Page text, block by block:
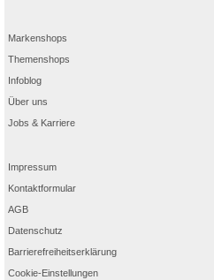
Markenshops
Themenshops
Infoblog
Über uns
Jobs & Karriere
Impressum
Kontaktformular
AGB
Datenschutz
Barrierefreiheitserklärung
Cookie-Einstellungen